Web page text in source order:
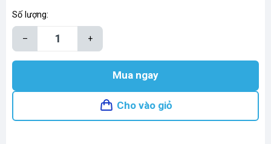
Số lượng:
– +
Mua ngay
Cho vào giỏ